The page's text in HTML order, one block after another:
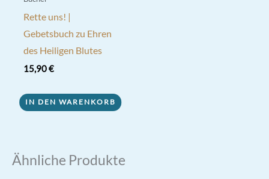
Rette uns! |
Gebetsbuch zu Ehren
des Heiligen Blutes
15,90€
IN DEN WARENKORB
Ähnliche Produkte